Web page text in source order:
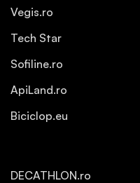
Vegis.ro
Tech Star
Sofiline.ro
ApiLand.ro
Biciclop.eu
DECATHLON.ro